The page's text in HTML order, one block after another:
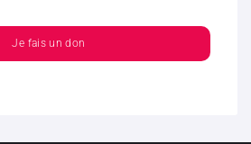
Je fais un don